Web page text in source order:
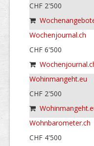
CHF 2'500
Wochenjournal.ch
CHF 6'500
Wohinmangeht.eu
CHF 2'500
Wohnbarometer.ch
CHF 4'500